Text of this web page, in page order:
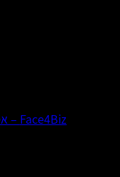
Face4Biz – אסטרטגיה וצמיחה דיגיטלית | עמרי רווח